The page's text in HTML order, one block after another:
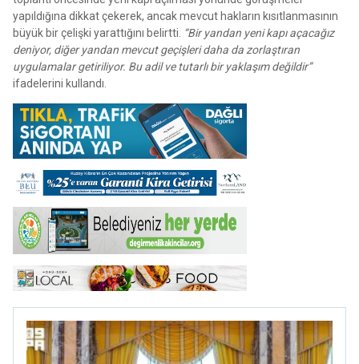
yapıldığına dikkat çekerek, ancak mevcut hakların kısıtlanmasının
büyük bir çelişki yarattığını belirtti. “Bir yandan yeni kapı açacağız
deniyor, diğer yandan mevcut geçişleri daha da zorlaştıran
uygulamalar getiriliyor. Bu adil ve tutarlı bir yaklaşım değildir”
ifadelerini kullandı.